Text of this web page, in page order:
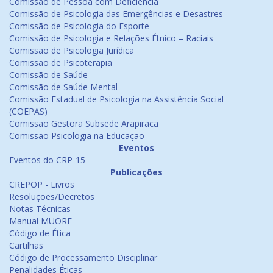
Comissão de Psicologia das Emergências e Desastres
Comissão de Psicologia do Esporte
Comissão de Psicologia e Relações Étnico – Raciais
Comissão de Psicologia Jurídica
Comissão de Psicoterapia
Comissão de Saúde
Comissão de Saúde Mental
Comissão Estadual de Psicologia na Assistência Social
(COEPAS)
Comissão Gestora Subsede Arapiraca
Comissão Psicologia na Educação
Eventos
Eventos do CRP-15
Publicações
CREPOP - Livros
Resoluções/Decretos
Notas Técnicas
Manual MUORF
Código de Ética
Cartilhas
Código de Processamento Disciplinar
Penalidades Éticas